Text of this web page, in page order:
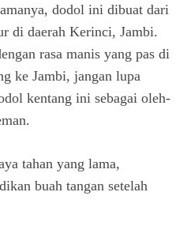
dodol ini dibuat dari
di daerah Kerinci, Jambi.
rasa manis yang pas di
ke Jambi, jangan lupa
kentang ini sebagai oleh-
tahan yang lama,
buah tangan setelah